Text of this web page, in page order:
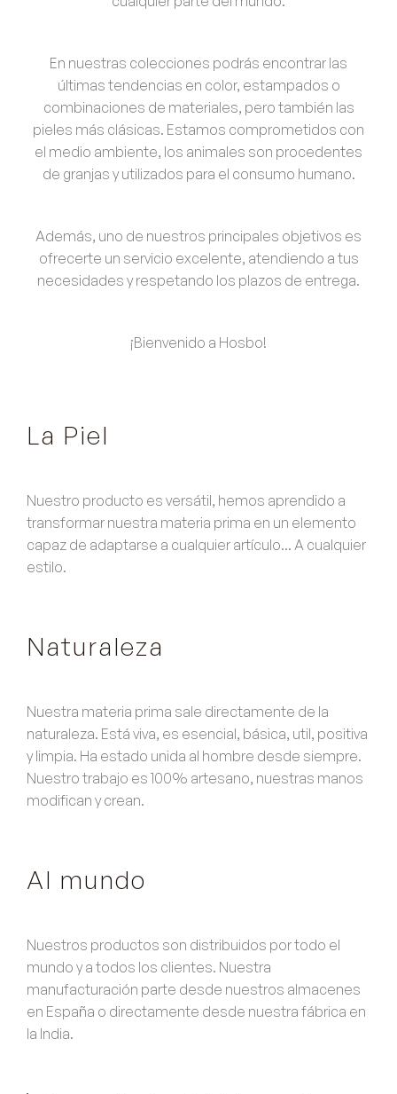
En nuestras colecciones podrás encontrar las
últimas tendencias en color, estampados o
combinaciones de materiales, pero también las
pieles más clásicas. Estamos comprometidos con
el medio ambiente, los animales son procedentes
de granjas y utilizados para el consumo humano.
Además, uno de nuestros principales objetivos es
ofrecerte un servicio excelente, atendiendo a tus
necesidades y respetando los plazos de entrega.
¡Bienvenido a Hosbo!
La Piel
Nuestro producto es versátil, hemos aprendido a
transformar nuestra materia prima en un elemento
capaz de adaptarse a cualquier artículo... A cualquier
estilo.
Naturaleza
Nuestra materia prima sale directamente de la
naturaleza. Está viva, es esencial, básica, util, positiva
y limpia. Ha estado unida al hombre desde siempre.
Nuestro trabajo es 100% artesano, nuestras manos
modifican y crean.
Al mundo
Nuestros productos son distribuidos por todo el
mundo y a todos los clientes. Nuestra
manufacturación parte desde nuestros almacenes
en España o directamente desde nuestra fábrica en
la India.